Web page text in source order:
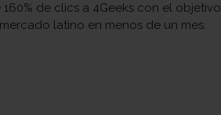
de clics a 4Geeks con el objetivo
latino en menos de un mes.